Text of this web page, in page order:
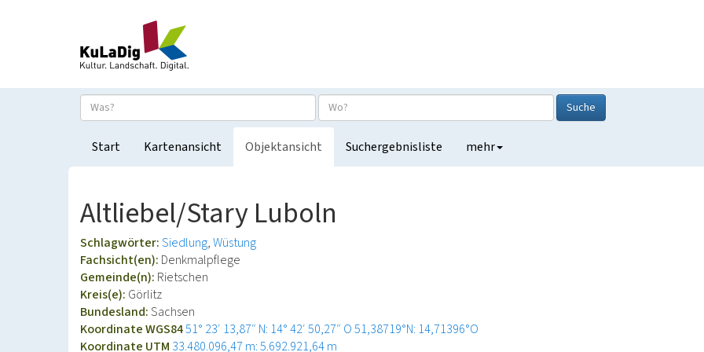
Suche
Start Kartenansicht Objektansicht Suchergebnisliste mehr
Altliebel/Stary Luboln
Schlagwörter:Siedlung Wüstung
Fachsicht(en): Denkmalpflege
Gemeinde(n): Rietschen
Kreis(e): Görlitz
Bundesland:Sachsen
Koordinate WGS8451° 23′ 13,87″ N: 14° 42′ 50,27″ O51,38719°N: 14,71396°O
Koordinate UTM 33.480.096,47 m: 5.692.921,64 m